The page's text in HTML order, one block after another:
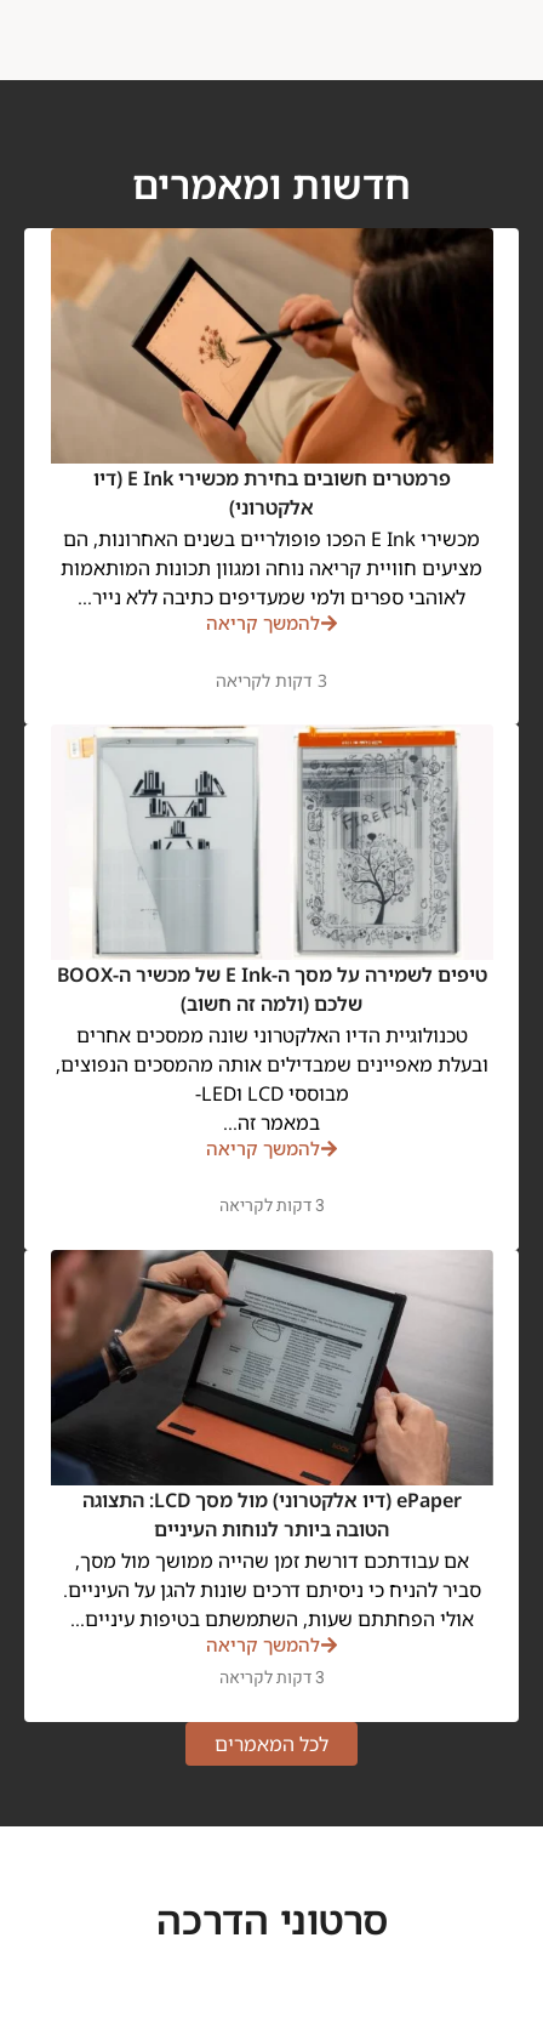
חדשות ומאמרים
פרמטרים חשובים בחירת מכשירי E Ink (דיו
אלקטרוני)
מכשירי E Ink הפכו פופולריים בשנים האחרונות, הם
מציעים חוויית קריאה נוחה ומגוון תכונות המותאמות
לאוהבי ספרים ולמי שמעדיפים כתיבה ללא נייר…
להמשך קריאה
3 דקות לקריאה
טיפים לשמירה על מסך ה-E Ink של מכשיר ה-BOOX
שלכם (ולמה זה חשוב)
טכנולוגיית הדיו האלקטרוני שונה ממסכים אחרים
ובעלת מאפיינים שמבדילים אותה מהמסכים הנפוצים,
מבוססי LCD וLED-
במאמר זה…
להמשך קריאה
3 דקות לקריאה
ePaper (דיו אלקטרוני) מול מסך LCD: התצוגה
הטובה ביותר לנוחות העיניים
אם עבודתכם דורשת זמן שהייה ממושך מול מסך,
סביר להניח כי ניסיתם דרכים שונות להגן על העיניים.
אולי הפחתתם שעות, השתמשתם בטיפות עיניים…
להמשך קריאה
3 דקות לקריאה
לכל המאמרים
סרטוני הדרכה​​